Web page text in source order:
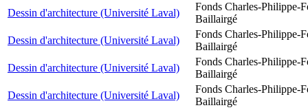
Dessin d'architecture (Université Laval)
Fonds Charles-Philippe-
Baillairgé
Dessin d'architecture (Université Laval)
Fonds Charles-Philippe-
Baillairgé
Dessin d'architecture (Université Laval)
Fonds Charles-Philippe-
Baillairgé
Dessin d'architecture (Université Laval)
Fonds Charles-Philippe-
Baillairgé